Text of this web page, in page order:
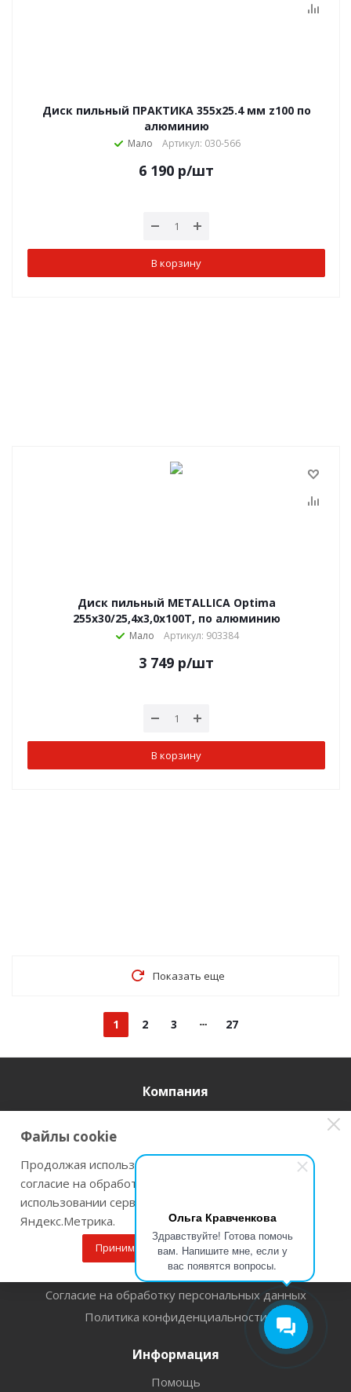
Ольга Кравченкова
Здравствуйте! Готова помочь
вам. Напишите мне, если у
вас появятся вопросы.
Диск пильный ПРАКТИКА 355х25.4 мм z100 по
алюминию
Мало Артикул: 030-566
6 190 р/шт
В корзину
Диск пильный METALLICA Optima
255х30/25,4х3,0х100Т, по алюминию
Мало Артикул: 903384
3 749 р/шт
В корзину
Показать еще
1 2 3 27
Компания
Спецоценка условий труда
Вакансии
Реквизиты
Франчайзинг
Согласие на обработку персональных данных
Политика конфиденциальности
Информация
Помощь
Файлы cookie
Продолжая использовать наш сайт Вы даете
согласие на обработку файлов cookie и
использовании сервисов веб-аналитики
Яндекс.Метрика.
Принимаю Подробнее